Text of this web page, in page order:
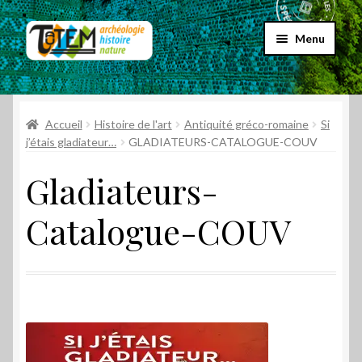
Aller
à
la
navigation
Aller
au
contenu
Menu
Accueil
Choix par genre
Ouvrir
le
Qui sommes-nous ?
Accueil Histoire de l'art Antiquité gréco-romaine
Si
j’étais gladiateur…
GLADIATEURS-CATALOGUE-COUV
Gladiateurs-
Catalogue-COUV